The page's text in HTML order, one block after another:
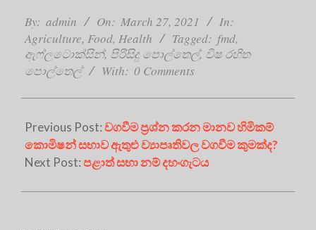
03-
27
By: admin On: March 27, 2021
In:
Agriculture, Food, Health Tagged: fmd,
ඇෆ්ලටොක්සින්, පිරිසිදු පොල්තෙල්, විෂ රහිත
පොල්තෙල්
With: 0 Comments
Previous Post:වගවීම ප්‍රශ්න කරන මානව හිමිකම්
කොමිෂන් සභාව ඇතුළු ව්‍යාපෘතිවල වගවීම කුමක්ද?
Next Post:පළාත් සභා නම් දහංගැටය